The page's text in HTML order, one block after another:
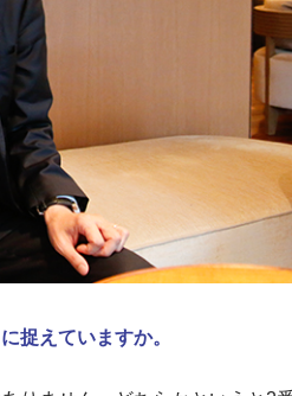
捉えていますか。